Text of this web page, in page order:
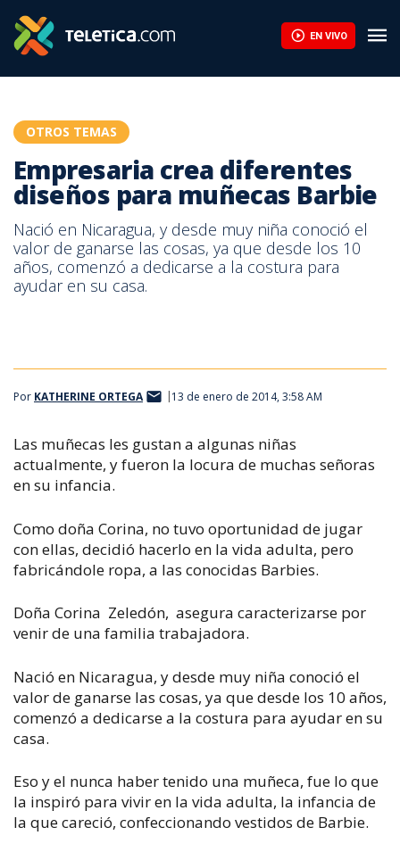
EN VIVO
OTROS TEMAS
Empresaria crea diferentes
diseños para muñecas Barbie
Nació en Nicaragua, y desde muy niña conoció el
valor de ganarse las cosas, ya que desde los 10
años, comenzó a dedicarse a la costura para
ayudar en su casa.
Por KATHERINE ORTEGA 13 de enero de 2014, 3:58 AM
Las muñecas les gustan a algunas niñas
actualmente, y fueron la locura de muchas señoras
en su infancia.
Como doña Corina, no tuvo oportunidad de jugar
con ellas, decidió hacerlo en la vida adulta, pero
fabricándole ropa, a las conocidas Barbies.
Doña Corina Zeledón, asegura caracterizarse por
venir de una familia trabajadora.
Nació en Nicaragua, y desde muy niña conoció el
valor de ganarse las cosas, ya que desde los 10 años,
comenzó a dedicarse a la costura para ayudar en su
casa.
Eso y el nunca haber tenido una muñeca, fue lo que
la inspiró para vivir en la vida adulta, la infancia de
la que careció, confeccionando vestidos de Barbie.